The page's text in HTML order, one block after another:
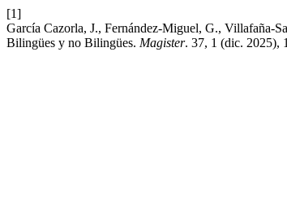
[1]
García Cazorla, J., Fernández-Miguel, G., Villafaña-
Bilingües y no Bilingües. Magister. 37, 1 (dic. 2025),